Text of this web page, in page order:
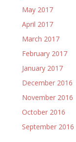
May 2017
April 2017
March 2017
February 2017
January 2017
December 2016
November 2016
October 2016
September 2016